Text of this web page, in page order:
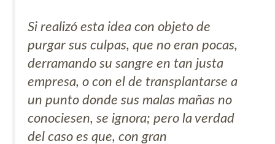
Si realizó esta idea con objeto de
purgar sus culpas, que no eran pocas,
derramando su sangre en tan justa
empresa, o con el de transplantarse a
un punto donde sus malas mañas no
conociesen, se ignora; pero la verdad
del caso es que, con gran